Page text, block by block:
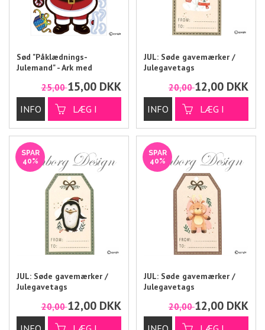
Sød "Påklædnings-
Julemand" - Ark med
25,0015,00 DKK
JUL: Søde gavemærker /
Julegavetags
20,0012,00 DKK
SPAR
40%
JUL: Søde gavemærker /
Julegavetags
20,0012,00 DKK
SPAR
40%
JUL: Søde gavemærker /
Julegavetags
20,0012,00 DKK